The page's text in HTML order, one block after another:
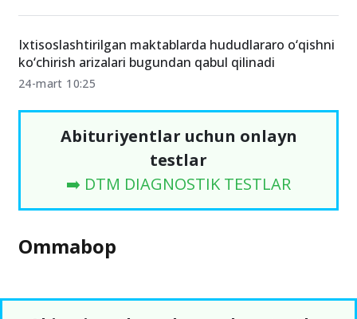
Ixtisoslashtirilgan maktablarda hududlararo o‘qishni
ko‘chirish arizalari bugundan qabul qilinadi
24-mart 10:25
Abituriyentlar uchun onlayn
testlar
➡️ DTM DIAGNOSTIK TESTLAR
Ommabop